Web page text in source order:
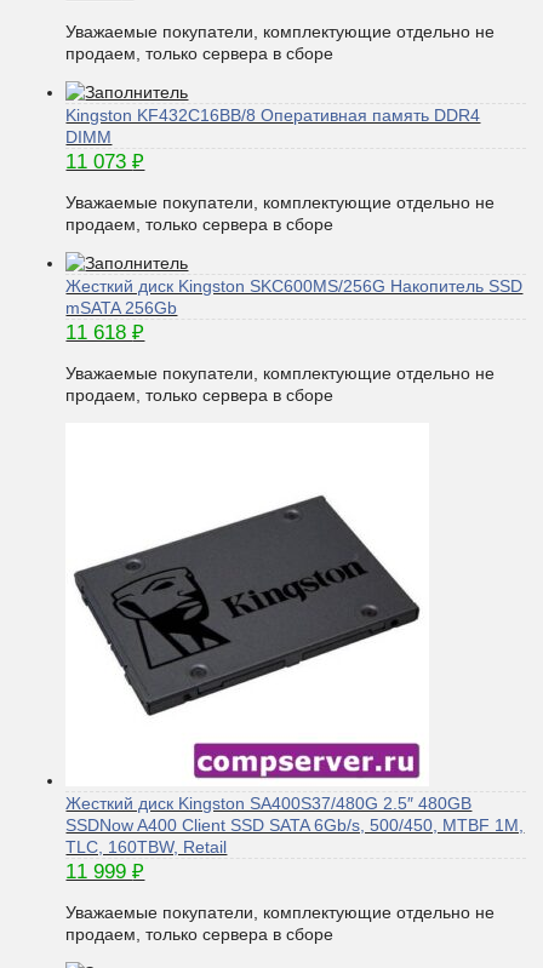
Уважаемые покупатели, комплектующие отдельно не
продаем, только сервера в сборе
Kingston KF432C16BB/8 Оперативная память DDR4
DIMM
11 073₽
Уважаемые покупатели, комплектующие отдельно не
продаем, только сервера в сборе
Жесткий диск Kingston SKC600MS/256G Накопитель SSD
mSATA 256Gb
11 618₽
Уважаемые покупатели, комплектующие отдельно не
продаем, только сервера в сборе
Жесткий диск Kingston SA400S37/480G 2.5″ 480GB
SSDNow A400 Client SSD SATA 6Gb/s, 500/450, MTBF 1M,
TLC, 160TBW, Retail
11 999₽
Уважаемые покупатели, комплектующие отдельно не
продаем, только сервера в сборе